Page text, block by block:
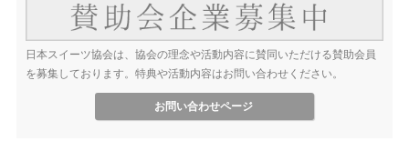
日本スイーツ協会は、協会の理念や活動内容に賛同いただける賛助会員
を募集しております。特典や活動内容はお問い合わせください。
お問い合わせページ